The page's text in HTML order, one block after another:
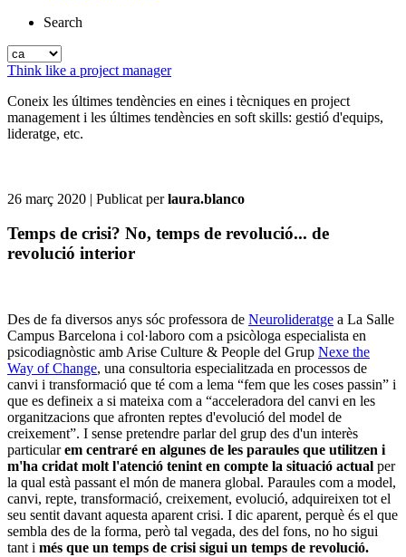
Search
Think like a project manager
Coneix les últimes tendències en eines i tècniques en project
management i les últimes tendències en soft skills: gestió d'equips,
lideratge, etc.
26 març 2020 | Publicat perlaura.blanco
Temps de crisi? No, temps de revolució... de
revolució interior
Des de fa diversos anys sóc professora de Neurolideratge a La Salle
Campus Barcelona i col·laboro com a psicòloga especialista en
psicodiagnòstic amb Arise Culture & People del Grup Nexe the
Way of Change, una consultoria especialitzada en processos de
canvi i transformació que té com a lema “fem que les coses passin” i
que es defineix a si mateixa com a “acceleradora del canvi en les
organitzacions que afronten reptes d'evolució del model de
creixement”. I sense pretendre parlar del grup des d'un interès
particularem centraré en algunes de les paraules que utilitzen i
m'ha cridat molt l'atenció tenint en compte la situació actual per
la qual està passant el món de manera global. Paraules com a model,
canvi, repte, transformació, creixement, evolució, adquireixen tot el
seu sentit davant aquesta aparent crisi. I dic aparent, perquè és el que
sembla des de la forma, però tal vegada, des del fons, no ho sigui
tant i més que un temps de crisi sigui un temps de revolució.